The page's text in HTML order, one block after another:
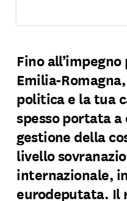
Fino
Emilia-
politica e la tua
spesso portata
gestione della
livello
internazionale,
eurodeputata. Il